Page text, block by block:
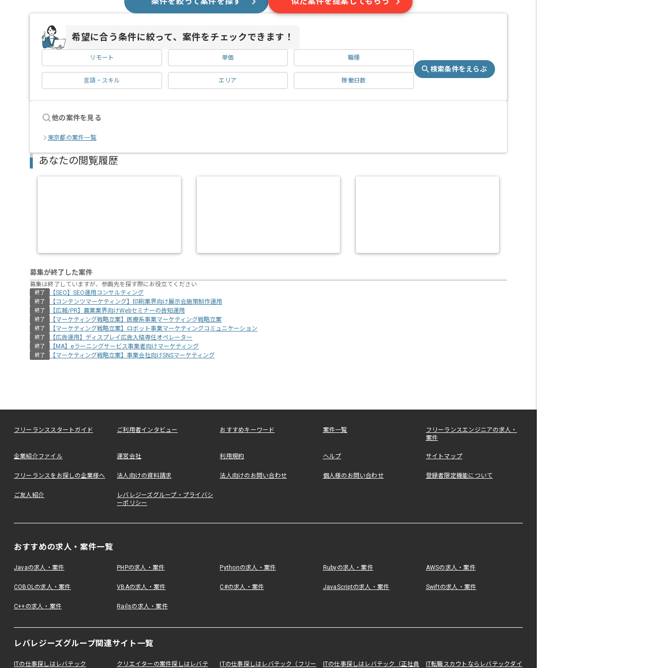
希望に合う条件に絞って、案件をチェックできます！
リモート 単価 職種
言語・スキル エリア 稼働日数
検索条件をえらぶ
他の案件を見る
東京都の案件一覧
あなたの閲覧履歴
募集が終了した案件
募集は終了していますが、参画先を探す際にお役立てください
終了 【SEO】SEO運用コンサルティング
終了 【コンテンツマーケティング】印刷業界向け展示会施策制作運用
終了 【広報/PR】農業業界向けWebセミナーの告知運用
終了 【マーケティング戦略立案】医療系事業マーケティング戦略立案
終了 【マーケティング戦略立案】ロボット事業マーケティングコミュニケーション
終了 【広告運用】ディスプレイ広告入稿専任オペレーター
終了 【MA】eラーニングサービス事業者向けマーケティング
終了 【マーケティング戦略立案】事業会社向けSNSマーケティング
フリーランススタートガイド ご利用者インタビュー おすすめキーワード 案件一覧
フリーランスエンジニアの求人・
案件
企業紹介ファイル 運営会社 利用規約 ヘルプ サイトマップ
フリーランスをお探しの企業様へ 法人向けの資料請求 法人向けのお問い合わせ 個人様のお問い合わせ 登録者限定機能について
ご友人紹介
レバレジーズグループ・プライバシ
ーポリシー
おすすめの求人・案件一覧
Javaの求人・案件 PHPの求人・案件 Pythonの求人・案件 Rubyの求人・案件 AWSの求人・案件
COBOLの求人・案件 VBAの求人・案件 C#の求人・案件 JavaScriptの求人・案件 Swiftの求人・案件
C++の求人・案件 Railsの求人・案件
レバレジーズグループ関連サイト一覧
ITの仕事探しはレバテック クリエイターの案件探しはレバテ ITの仕事探しはレバテック（フリー ITの仕事探しはレバテック（正社員 IT転職スカウトならレバテックダイ